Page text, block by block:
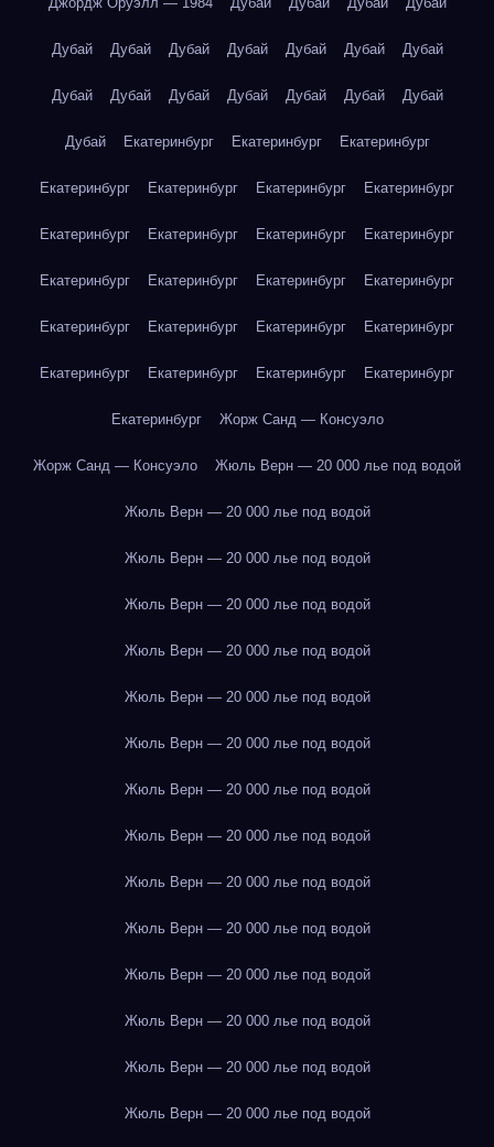
Дубай Дубай Дубай Дубай Дубай Дубай Дубай
Дубай Дубай Дубай Дубай Дубай Дубай Дубай
Дубай Екатеринбург Екатеринбург Екатеринбург
Екатеринбург Екатеринбург Екатеринбург Екатеринбург
Екатеринбург Екатеринбург Екатеринбург Екатеринбург
Екатеринбург Екатеринбург Екатеринбург Екатеринбург
Екатеринбург Екатеринбург Екатеринбург Екатеринбург
Екатеринбург Екатеринбург Екатеринбург Екатеринбург
Екатеринбург Жорж Санд — Консуэло
Жорж Санд — Консуэло Жюль Верн — 20 000 лье под водой
Жюль Верн — 20 000 лье под водой
Жюль Верн — 20 000 лье под водой
Жюль Верн — 20 000 лье под водой
Жюль Верн — 20 000 лье под водой
Жюль Верн — 20 000 лье под водой
Жюль Верн — 20 000 лье под водой
Жюль Верн — 20 000 лье под водой
Жюль Верн — 20 000 лье под водой
Жюль Верн — 20 000 лье под водой
Жюль Верн — 20 000 лье под водой
Жюль Верн — 20 000 лье под водой
Жюль Верн — 20 000 лье под водой
Жюль Верн — 20 000 лье под водой
Жюль Верн — 20 000 лье под водой